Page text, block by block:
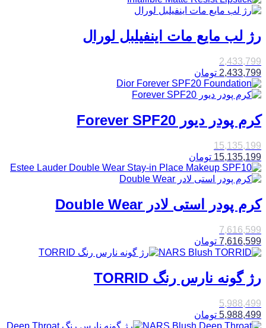
رژ لب مایع مات اینفیلبل لورال
2,433,799
2,433,799 تومان
کرم پودر دیور Forever SPF20
15,135,199
15,135,199 تومان
کرم پودر استی لادر Double Wear
7,616,599
7,616,599 تومان
رژ گونه نارس رنگ TORRID
5,988,499
5,988,499 تومان